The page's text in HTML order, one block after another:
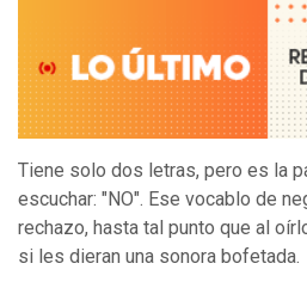
Tiene solo dos letras, pero es la
escuchar: "NO". Ese vocablo de
rechazo, hasta tal punto que al
si les dieran una sonora bofetada.